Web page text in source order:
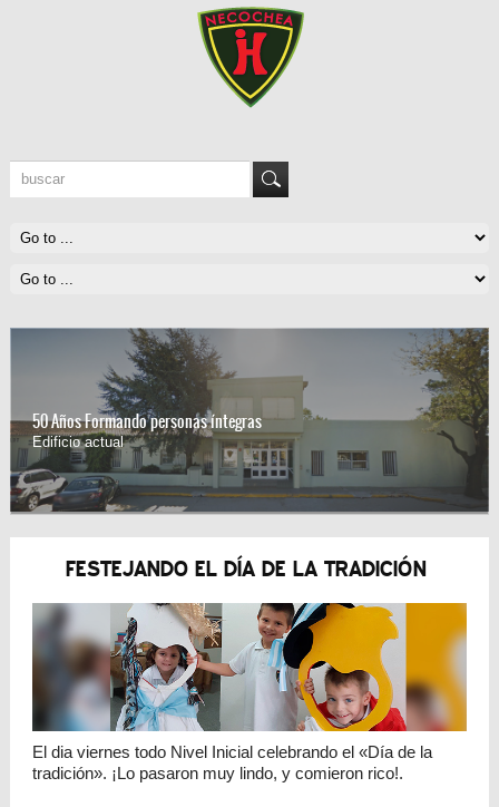
50 Años Formando personas íntegras
Edificio actual
FESTEJANDO EL DÍA DE LA TRADICIÓN
El dia viernes todo Nivel Inicial celebrando el «Día de la
tradición». ¡Lo pasaron muy lindo, y comieron rico!.